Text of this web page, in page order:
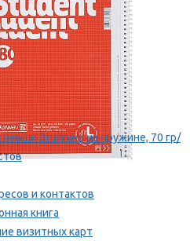
Brunnen, на пружине, 70 гр/
и контактов
книга
визитных карт